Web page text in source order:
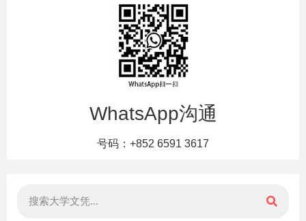
WhatsApp沟通
号码：+852 6591 3617